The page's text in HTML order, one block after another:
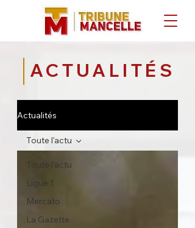
ACTUALITÉS
Actualités
Toute l'actu
Ligue 1
Mercato
La Gazette
Toute l'actu